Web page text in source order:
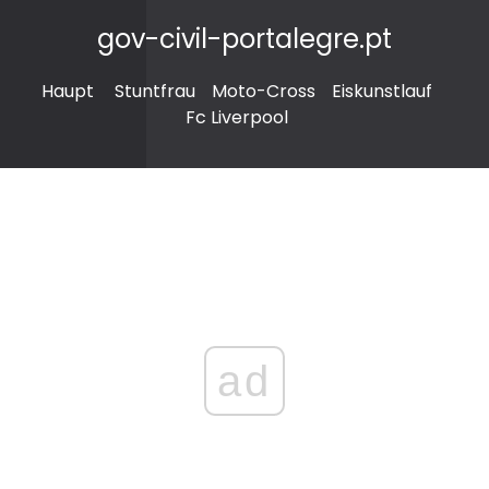
gov-civil-portalegre.pt
Haupt Stuntfrau Moto-Cross
Eiskunstlauf
Fc Liverpool
ad